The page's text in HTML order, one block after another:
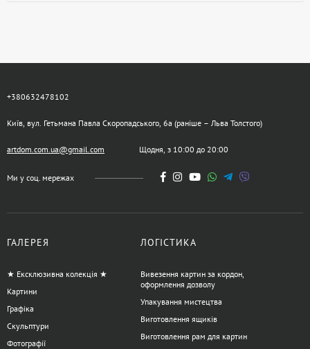
+380632478102
Київ, вул. Гетьмана Павла Скоропадського, 6а (раніше – Льва Толстого)
artdom.com.ua@gmail.com Щодня, з 10:00 до 20:00
Ми у соц. мережах
ГАЛЕРЕЯ
★ Ексклюзивна колекція ★
Картини
Графіка
Скульптури
Фотографії
ЛОГІСТИКА
Вивезення картин за кордон,
оформлення дозволу
Упакування мистецтва
Виготовлення ящиків
Виготовлення рам для картин